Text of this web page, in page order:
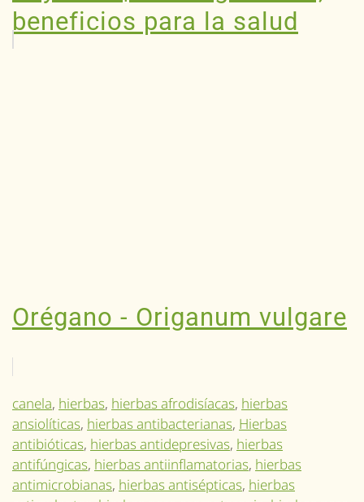
beneficios para la salud
Orégano - Origanum vulgare
canela, hierbas, hierbas afrodisíacas, hierbas
ansiolíticas, hierbas antibacterianas, Hierbas
antibióticas, hierbas antidepresivas, hierbas
antifúngicas, hierbas antiinflamatorias, hierbas
antimicrobianas, hierbas antisépticas, hierbas